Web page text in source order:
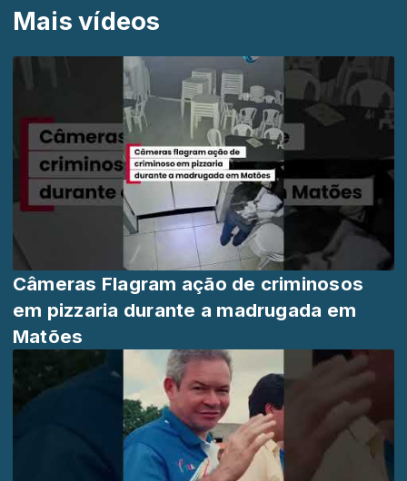
Mais vídeos
Câmeras Flagram ação de criminosos
em pizzaria durante a madrugada em
Matões